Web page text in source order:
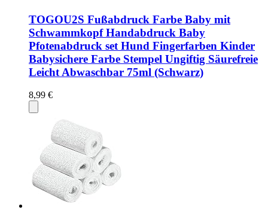
TOGOU2S Fußabdruck Farbe Baby mit
Schwammkopf Handabdruck Baby
Pfotenabdruck set Hund Fingerfarben Kinder
Babysichere Farbe Stempel Ungiftig Säurefreie
Leicht Abwaschbar 75ml (Schwarz)
8,99 €